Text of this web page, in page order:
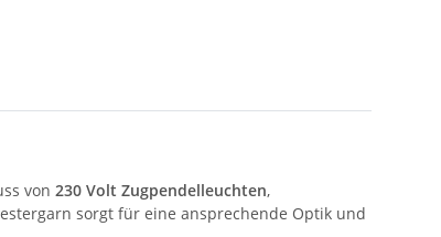
von 230 Volt Zugpendelleuchten,
sorgt für eine ansprechende Optik und